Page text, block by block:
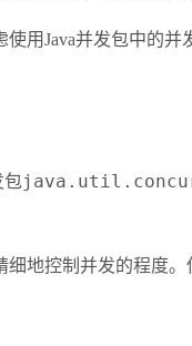
Java并发包中的并
包
地控制并发的程度